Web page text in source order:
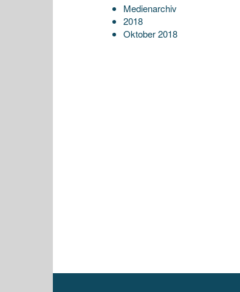
Medienarchiv
2018
Oktober 2018